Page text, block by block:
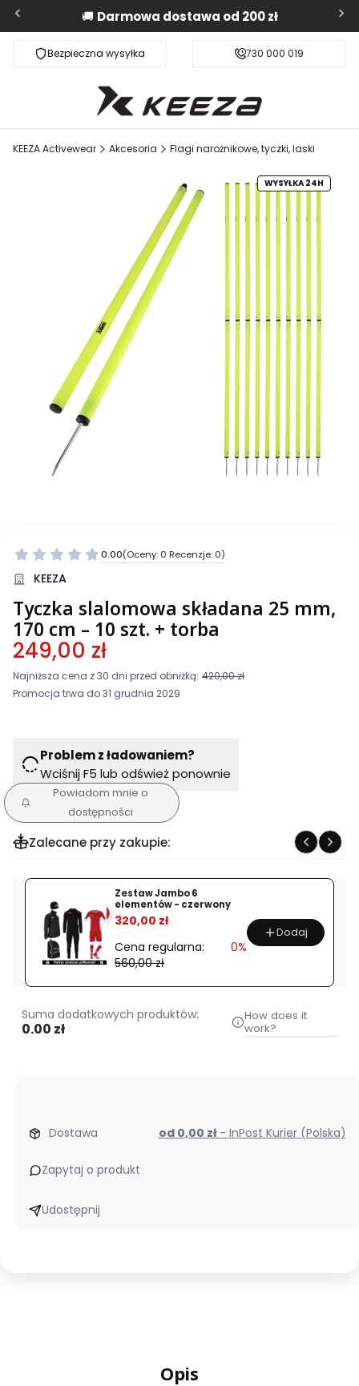
🚚 Darmowa dostawa od 200 zł
Bezpieczna wysyłka Darmowa dostawa od 200 zł
730 000 019
KEEZA Activewear Akcesoria Flagi narożnikowe, tyczki, laski
WYSYŁKA 24H
0.00(Oceny: 0 Recenzje: 0)
KEEZA
Tyczka slalomowa składana 25 mm,
170 cm – 10 szt. + torba
249,00 zł
Najniższa cena z 30 dni przed obniżką: 420,00 zł
Promocja trwa do 31 grudnia 2029
Problem z ładowaniem?
Wciśnij F5 lub odśwież ponownie
Powiadom mnie o
dostępności
Zalecane przy zakupie:
%
Zestaw Jambo 6
elementów - czerwony
320,00 zł
Cena regularna:
560,00 zł
0%
Dodaj
Suma dodatkowych produktów:
0.00 zł
How does it
work?
Dostawa od 0,00 zł - InPost Kurier (Polska)
Zapytaj o produkt
Udostępnij
Opis